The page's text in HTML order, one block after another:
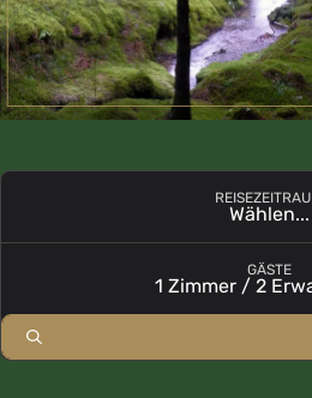
Wählen...
GÄSTE
1 Zimmer / 2
Buchungsmodul mit